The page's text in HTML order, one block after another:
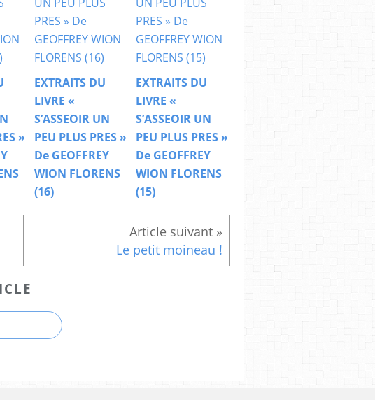
»
EXTRAITS DU
LIVRE «
S’ASSEOIR UN
PEU PLUS PRES »
De GEOFFREY
WION FLORENS
(16)
EXTRAITS DU
LIVRE «
S’ASSEOIR UN
PEU PLUS PRES »
De GEOFFREY
WION FLORENS
(15)
Le petit moineau !